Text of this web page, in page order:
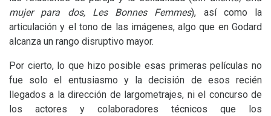
mujer para dos, Les Bonnes Femmes), así como la
articulación y el tono de las imágenes, algo que en Godard
alcanza un rango disruptivo mayor.
Por cierto, lo que hizo posible esas primeras películas no
fue solo el entusiasmo y la decisión de esos recién
llegados a la dirección de largometrajes, ni el concurso de
los actores y colaboradores técnicos que los